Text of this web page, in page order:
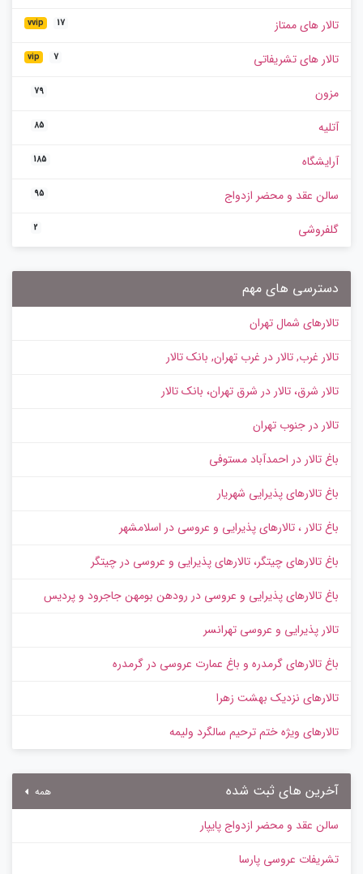
تالار های ممتاز vvip 17
تالار های تشریفاتی vip 7
مزون 79
آتلیه 85
آرایشگاه 185
سالن عقد و محضر ازدواج 95
گلفروشی 2
دسترسی های مهم
تالارهای شمال تهران
تالار غرب, تالار در غرب تهران, بانک تالار
تالار شرق، تالار در شرق تهران، بانک تالار
تالار در جنوب تهران
باغ تالار در احمدآباد مستوفی
باغ تالارهای پذیرایی شهریار
باغ تالار ، تالارهای پذیرایی و عروسی در اسلامشهر
باغ تالارهای چیتگر، تالارهای پذیرایی و عروسی در چیتگر
باغ تالارهای پذیرایی و عروسی در رودهن بومهن جاجرود و پردیس
تالار پذیرایی و عروسی تهرانسر
باغ تالارهای گرمدره و باغ عمارت عروسی در گرمدره
تالارهای نزدیک بهشت زهرا
تالارهای ویژه ختم ترحیم سالگرد ولیمه
آخرین های ثبت شده همه
سالن عقد و محضر ازدواج پایپار
تشریفات عروسی پارسا